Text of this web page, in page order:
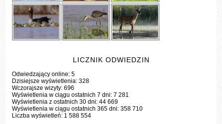
LICZNIK ODWIEDZIN
Odwiedzający online:5
Dzisiejsze wyświetlenia:328
Wczorajsze wizyty:696
Wyświetlenia w ciągu ostatnich 7 dni:7 281
Wyświetlenia z ostatnich 30 dni:44 669
Wyświetlenia w ciągu ostatnich 365 dni:358 710
Liczba wyświetleń: 1 588 554